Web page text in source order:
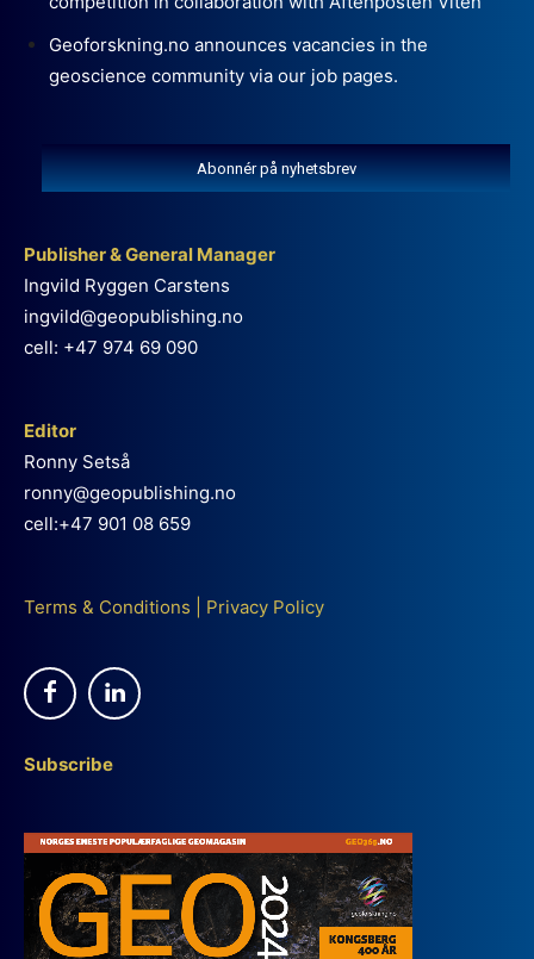
Geoforskning.no announces vacancies in the
geoscience community via our job pages.
Abonnér på nyhetsbrev
Publisher & General Manager
Ingvild Ryggen Carstens
ingvild@geopublishing.no
cell: +47 974 69 090
Editor
Ronny Setså
ronny@geopublishing.no
cell:+47 901 08 659
Terms & Conditions Privacy Policy
Subscribe